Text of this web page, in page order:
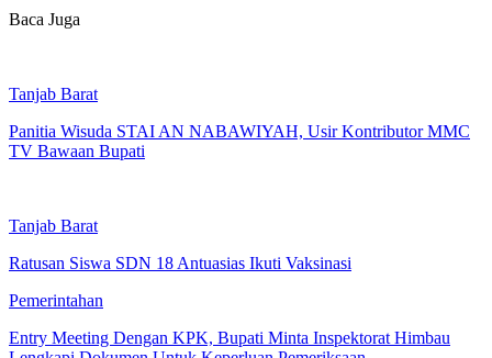
Baca Juga
Tanjab Barat
Panitia Wisuda STAI AN NABAWIYAH, Usir Kontributor MMC
TV Bawaan Bupati
Tanjab Barat
Ratusan Siswa SDN 18 Antuasias Ikuti Vaksinasi
Pemerintahan
Entry Meeting Dengan KPK, Bupati Minta Inspektorat Himbau